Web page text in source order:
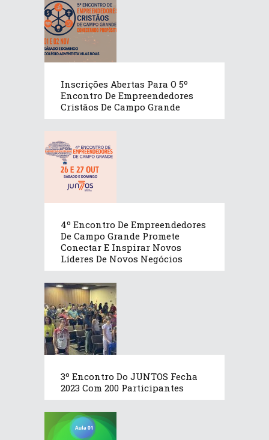
Inscrições Abertas Para O 5º
Encontro De Empreendedores
Cristãos De Campo Grande
4º Encontro De Empreendedores
De Campo Grande Promete
Conectar E Inspirar Novos
Líderes De Novos Negócios
3º Encontro Do JUNTOS Fecha
2023 Com 200 Participantes